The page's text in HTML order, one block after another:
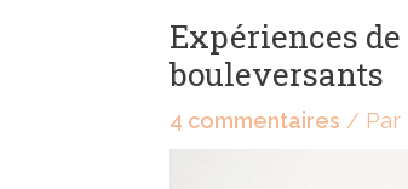
Expériences
bouleversants
4 commentaires / Par